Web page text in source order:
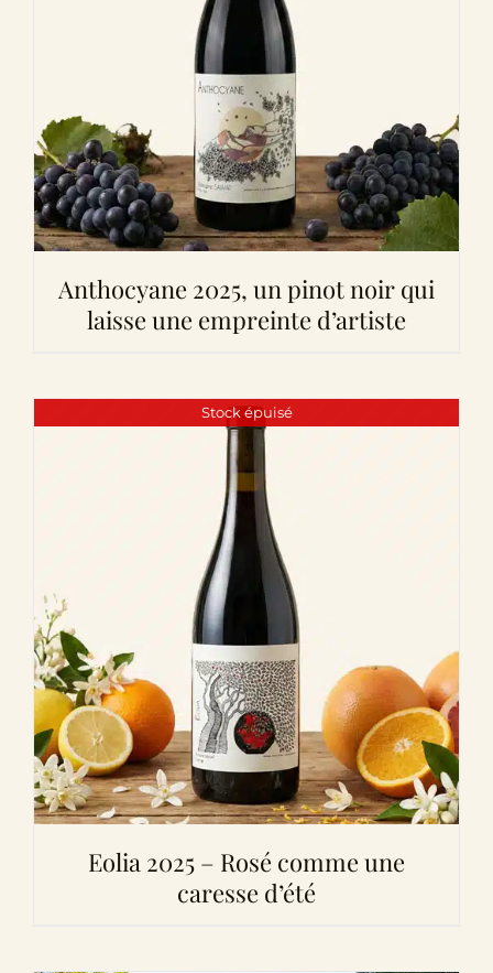
Anthocyane 2025, un pinot noir qui
laisse une empreinte d’artiste
Stock épuisé
Eolia 2025 – Rosé comme une
caresse d’été